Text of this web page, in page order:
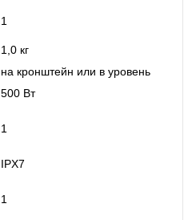
1
1,0 кг
на кронштейн или в уровень
500 Вт
1
IPX7
1